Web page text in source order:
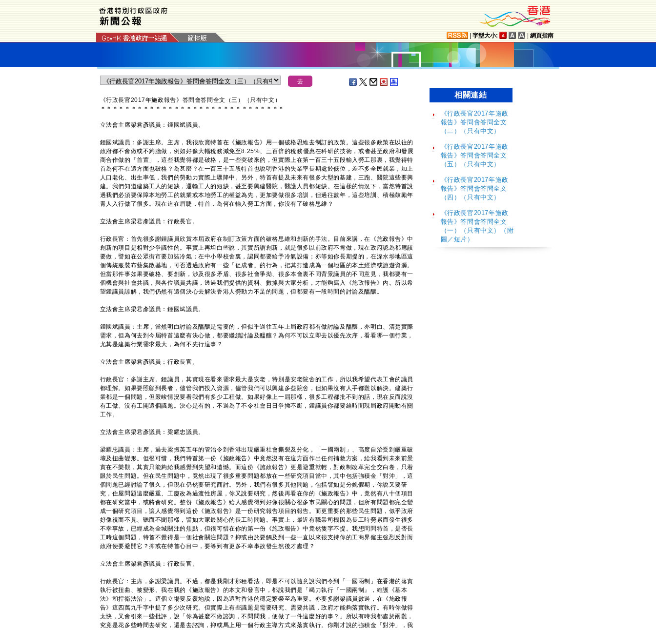
字型大小: 網頁指南
《行政長官2017年施政報告》答問會答問全文（三）（只有中文）
＊ ＊ ＊ ＊ ＊ ＊ ＊ ＊ ＊ ＊ ＊ ＊ ＊ ＊ ＊ ＊ ＊ ＊ ＊ ＊ ＊ ＊ ＊ ＊ ＊ ＊ ＊ ＊ ＊ ＊
立法會主席梁君彥議員：鍾國斌議員。
鍾國斌議員：多謝主席。主席，我很欣賞特首在《施政報告》用一個破格思維去制訂的政策。這些很多政策在以往的
政府都不會做或不夠膽做，例如好像大幅稅務減免至8.25%、三百倍的稅務優惠在科研的技術，或者甚至政府和發展
商合作做的「首置」，這些我覺得都是破格，是一些突破來的，但實際上在第一百三十五段輸入勞工那裏，我覺得特
首為何不在這方面也破格？為甚麼？在一百三十五段特首也說明香港的失業率長期處於低位，差不多全民就業，加上
人口老化、出生率低，我們的勞動力實際上驟降中。另外，特首有提及未來有很多大型的基建，三跑、醫院這些要興
建。我們知道建築工人的短缺，運輸工人的短缺，甚至要興建醫院，醫護人員都短缺。在這樣的情況下，當然特首說
過我們必須要保障本地勞工的就業或本地勞工的權益為先，更加要做很多培訓，但過往數年，這些培訓、積極鼓勵年
青人入行做了很多。現在迫在眉睫，特首，為何在輸入勞工方面，你沒有了破格思維？
立法會主席梁君彥議員：行政長官。
行政長官：首先很多謝鍾議員欣賞本屆政府在制訂政策方面的破格思維和創新的手法。目前來講，在《施政報告》中
創新的項目是相對少爭議性的。事實上再坦白些說，其實所謂創新，就是很多以前政府不肯做，現在政府認為都應該
要做，譬如在公眾街市要加裝冷氣；在中小學校舍裏，認同都要給予冷氣設備；亦等如你長期提的，在深水埗地區這
個傳統服裝布藝集散基地，可否透過政府有一些「促成者」的行為，把其打造成為一個地區的本土經濟或旅遊資源。
但當那件事如果要破格、要創新，涉及很多矛盾、很多社會爭拗、很多本會裏不同背景議員的不同意見，我都要有一
個機會與社會共議，與各位議員共議，透過我們提供的資料、數據與大家分析，才能夠寫入《施政報告》內。所以希
望鍾議員諒解，我們仍然有這個決心去解決香港人勞動力不足的問題，但都要有一段時間的討論及醞釀。
立法會主席梁君彥議員：鍾國斌議員。
鍾國斌議員：主席，當然明白討論及醞釀是需要的，但似乎過往五年上屆政府都有做討論及醞釀，亦明白、清楚實際
需求，但為何去到今屆特首這麼有決心做，都要繼續討論及醞釀？為何不可以立即去以優先次序，看看哪一個行業，
尤其是建築行業需求最大，為何不先行這事？
立法會主席梁君彥議員：行政長官。
行政長官：多謝主席。鍾議員，其實現在看來需求最大是安老，特別是安老院舍的工作，所以我希望代表工會的議員
都理解。如果要照顧到長者，儘管我們投入資源，儘管我們可以興建多些院舍，但如果沒有人手都難以解決。建築行
業都是一個問題，但嚴峻情況要看我們有多少工程做。如果好像上一屆那樣，很多工程都批不到的話，現在反而說沒
有工做、沒有工開這個議題。決心是有的，不過為了不令社會日日爭拗不斷，鍾議員你都要給時間現屆政府開動有關
工作。
立法會主席梁君彥議員：梁耀忠議員。
梁耀忠議員：主席，過去梁振英五年的管治令到香港出現嚴重社會撕裂及分化，「一國兩制」、高度自治受到嚴重破
壞及扭曲變形。但很可惜，我們特首第一份《施政報告》中竟然沒有在這方面作出任何補救方案，給我看到未來前景
實在不樂觀，其實只能夠給我感覺到失望和遺憾。而這份《施政報告》更是避重就輕，對政制改革完全交白卷，只着
眼於民生問題。但在民生問題中，竟然出現了很多重要問題都放在一些研究項目當中，其中包括強積金「對沖」，這
個問題已經討論了很久，但現在仍然要研究商討。另外，我們有很多其他問題，包括譬如是分娩假期，你說又要研
究，住屋問題這麼嚴重、工廈改為過渡性房屋，你又說要研究，然後再看在你的《施政報告》中，竟然有八十個項目
都在研究當中，或將會研究。整份《施政報告》給人感覺得到好像很關心很多市民關心的問題，但所有問題都完全變
成一個研究項目，讓人感覺得到這份《施政報告》是一份研究報告項目的報告。而更重要的那些民生問題，似乎政府
好像視而不見、聽而不聞那樣，譬如大家最關心的長工時問題。事實上，最近有職業司機因為長工時勞累而發生很多
不幸事故，已經成為全城關注的焦點，但很可惜在你的第一份《施政報告》中竟然隻字不提。我想問問特首，是否長
工時這個問題，特首不覺得是一個社會關注問題？抑或由於要觸及到一些一直以來很支持你的工商界僱主強烈反對而
政府便要避開它？抑或在特首心目中，要等到有更多不幸事故發生然後才處理？
立法會主席梁君彥議員：行政長官。
行政長官：主席，多謝梁議員。不過，都是我剛才那種看法，即是不可以隨意說我們令到「一國兩制」在香港的落實
執行被扭曲、被變形。我在我的《施政報告》的本文和發言中，都說我們是「竭力執行『一國兩制』，維護《基本
法》和捍衛法治」。這個立場要反覆地說，因為這對香港的穩定繁榮至為重要。亦要多謝梁議員數過，在《施政報
告》這四萬九千字中提了多少次研究。但實際上有些議題是需要研究、需要共議，政府才能夠落實執行。有時你做得
太快，又會引來一些批評，說「你為甚麼不做諮詢，不問問我，便做了一件這麼好的事？」所以有時我都處於兩難，
究竟是花多些時間去研究，還是去諮詢，抑或馬上用一個行政主導方式來落實執行。你剛才說的強積金「對沖」，我
相關連結
《行政長官2017年施政
報告》答問會答問全文
（二）（只有中文）
《行政長官2017年施政
報告》答問會答問全文
（五）（只有中文）
《行政長官2017年施政
報告》答問會答問全文
（四）（只有中文）
《行政長官2017年施政
報告》答問會答問全文
（一）（只有中文）（附
圖／短片）